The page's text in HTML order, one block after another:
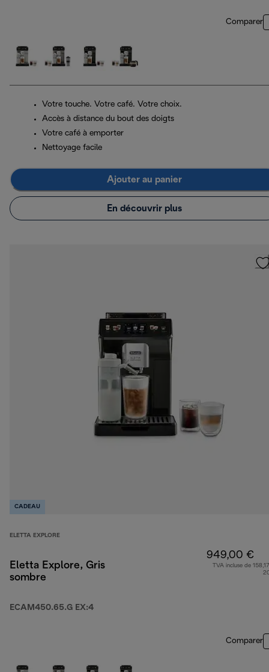
Comparer
Votre touche. Votre café. Votre choix.
Accès à distance du bout des doigts
Votre café à emporter
Nettoyage facile
Ajouter au panier
En découvrir plus
CADEAU
ELETTA EXPLORE
Eletta Explore, Gris
sombre
ECAM450.65.G EX:4
949,00 €
TVA incluse de
Comparer